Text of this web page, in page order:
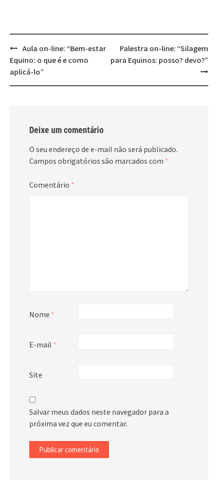
Post
navigation
Aula on-line: “Bem-estar
Equino: o que é e como
aplicá-lo”
Palestra on-line: “Silagem
para Equinos: posso? devo?”
Deixe um comentário
O seu endereço de e-mail não será publicado.
Campos obrigatórios são marcados com *
Comentário *
Nome *
E-mail *
Site
Salvar meus dados neste navegador para a
próxima vez que eu comentar.